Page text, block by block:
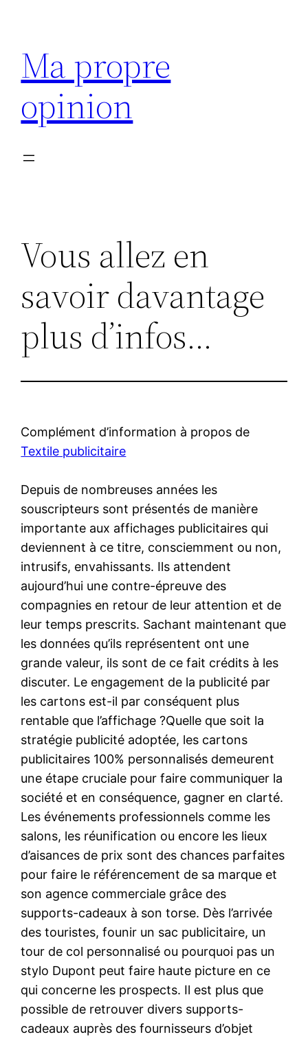
contenu
Ma propre
opinion
Vous allez en
savoir davantage
plus d’infos…
Complément d’information à propos de
Textile publicitaire
Depuis de nombreuses années les
souscripteurs sont présentés de manière
importante aux affichages publicitaires qui
deviennent à ce titre, consciemment ou non,
intrusifs, envahissants. Ils attendent
aujourd’hui une contre-épreuve des
compagnies en retour de leur attention et de
leur temps prescrits. Sachant maintenant que
les données qu’ils représentent ont une
grande valeur, ils sont de ce fait crédits à les
discuter. Le engagement de la publicité par
les cartons est-il par conséquent plus
rentable que l’affichage ?Quelle que soit la
stratégie publicité adoptée, les cartons
publicitaires 100% personnalisés demeurent
une étape cruciale pour faire communiquer la
société et en conséquence, gagner en clarté.
Les événements professionnels comme les
salons, les réunification ou encore les lieux
d’aisances de prix sont des chances parfaites
pour faire le référencement de sa marque et
son agence commerciale grâce des
supports-cadeaux à son torse. Dès l’arrivée
des touristes, founir un sac publicitaire, un
tour de col personnalisé ou pourquoi pas un
stylo Dupont peut faire haute picture en ce
qui concerne les prospects. Il est plus que
possible de retrouver divers supports-
cadeaux auprès des fournisseurs d’objet